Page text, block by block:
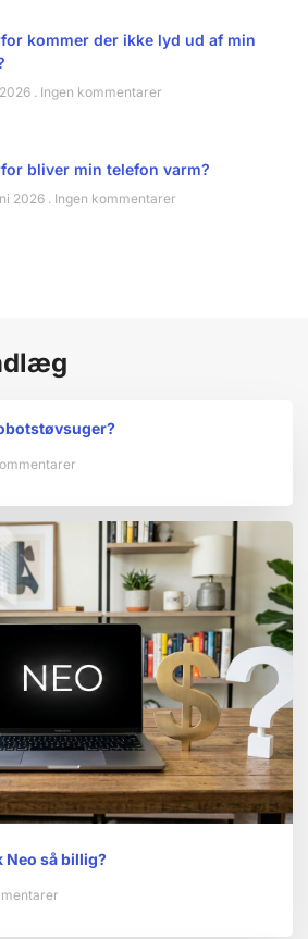
kommer der ikke lyd ud af min
Ingen kommentarer
bliver min telefon varm?
2026 Ingen kommentarer
Neo så billig?